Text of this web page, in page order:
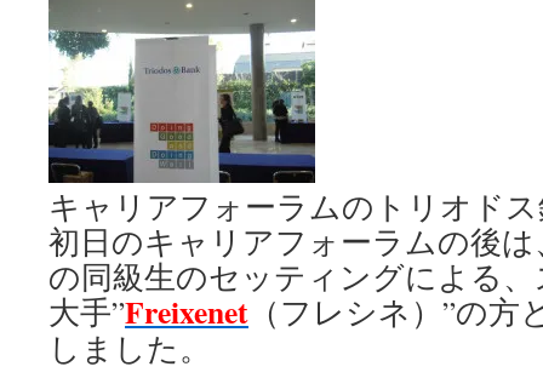
キャリアフォーラムのトリオド
初日のキャリアフォーラムの後
の同級生のセッティングによる
大手”Freixenet （フレシネ）”の
しました。